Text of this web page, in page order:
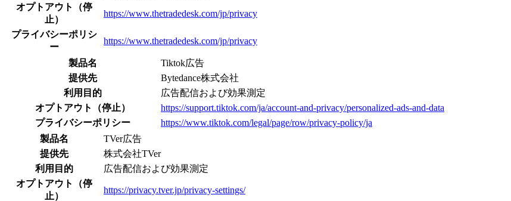
オプトアウト（停
止）
https://www.thetradedesk.com/jp/privacy
プライバシーポリシ
ー
https://www.thetradedesk.com/jp/privacy
製品名
Tiktok広告
提供先
Bytedance株式会社
利用目的
広告配信および効果測定
オプトアウト（停止）
https://support.tiktok.com/ja/account-and-privacy/personalized-ads-and-data
プライバシーポリシー
https://www.tiktok.com/legal/page/row/privacy-policy/ja
製品名
TVer広告
提供先
株式会社TVer
利用目的
広告配信および効果測定
オプトアウト（停
止）
https://privacy.tver.jp/privacy-settings/